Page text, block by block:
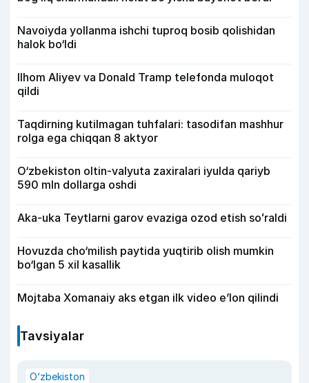
Navoiyda yollanma ishchi tuproq bosib qolishidan
halok bo‘ldi
Ilhom Aliyev va Donald Tramp telefonda muloqot
qildi
Taqdirning kutilmagan tuhfalari: tasodifan mashhur
rolga ega chiqqan 8 aktyor
O‘zbekiston oltin-valyuta zaxiralari iyulda qariyb
590 mln dollarga oshdi
Aka-uka Teytlarni garov evaziga ozod etish soʻraldi
Hovuzda cho‘milish paytida yuqtirib olish mumkin
bo‘lgan 5 xil kasallik
Mojtaba Xomanaiy aks etgan ilk video e’lon qilindi
Tavsiyalar
O‘zbekiston